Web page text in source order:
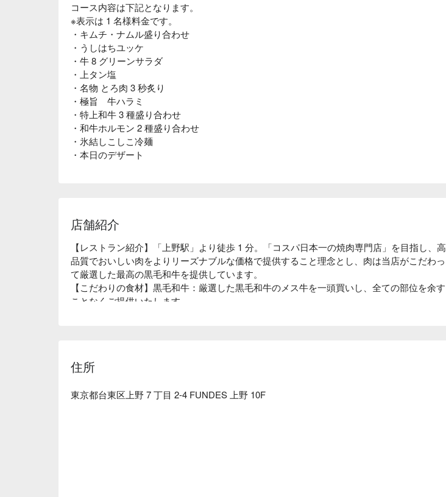
コース内容は下記となります。
※表示は 1 名様料金です。
・キムチ・ナムル盛り合わせ
・うしはちユッケ
・牛 8 グリーンサラダ
・上タン塩
・名物 とろ肉 3 秒炙り
・極旨 牛ハラミ
・特上和牛 3 種盛り合わせ
・和牛ホルモン 2 種盛り合わせ
・氷結しこしこ冷麺
・本日のデザート
店舗紹介
【レストラン紹介】「上野駅」より徒歩 1 分。「コスパ日本一の焼肉専門店」を目指し、高
品質でおいしい肉をよりリーズナブルな価格で提供すること理念とし、肉は当店がこだわっ
て厳選した最高の黒毛和牛を提供しています。
【こだわりの食材】黒毛和牛：厳選した黒毛和牛のメス牛を一頭買いし、全ての部位を余す
ことなくご提供いたします。
住所
東京都台東区上野 7 丁目 2-4 FUNDES 上野 10F